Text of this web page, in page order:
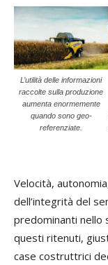
L’utilità delle informazioni
raccolte sulla produzione
aumenta enormemente
quando sono geo-
referenziate.
Velocità,
dell’integrità del
predominanti nello
questi ritenuti,
case costruttrici